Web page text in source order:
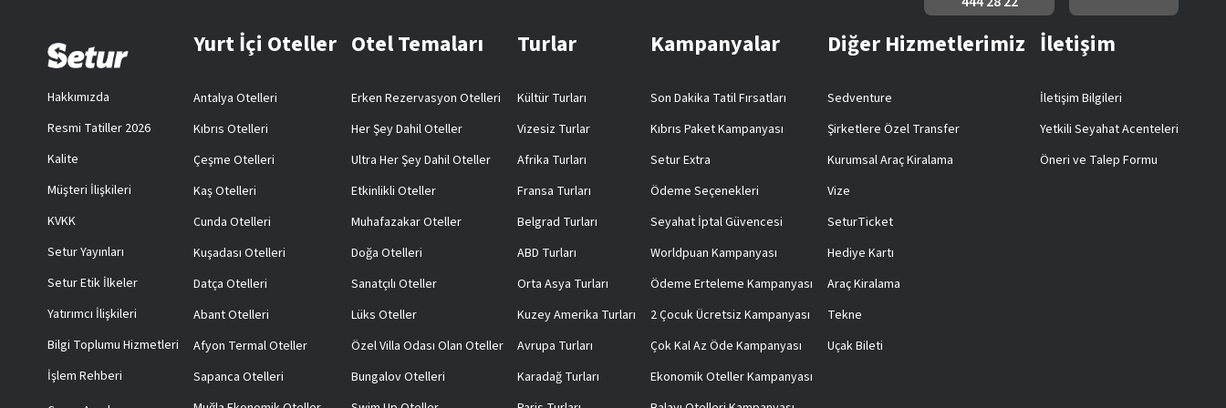
Hakkımızda
Resmi Tatiller 2026
Kalite
Müşteri İlişkileri
KVKK
Setur Yayınları
Setur Etik İlkeler
Yatırımcı İlişkileri
Bilgi Toplumu Hizmetleri
İşlem Rehberi
Yurt İçi Oteller
Antalya Otelleri
Kıbrıs Otelleri
Çeşme Otelleri
Kaş Otelleri
Cunda Otelleri
Kuşadası Otelleri
Datça Otelleri
Abant Otelleri
Afyon Termal Oteller
Sapanca Otelleri
Otel Temaları
Erken Rezervasyon Otelleri
Her Şey Dahil Oteller
Ultra Her Şey Dahil Oteller
Etkinlikli Oteller
Muhafazakar Oteller
Doğa Otelleri
Sanatçılı Oteller
Lüks Oteller
Özel Villa Odası Olan Oteller
Bungalov Otelleri
Turlar
Kültür Turları
Vizesiz Turlar
Afrika Turları
Fransa Turları
Belgrad Turları
ABD Turları
Orta Asya Turları
Kuzey Amerika Turları
Avrupa Turları
Karadağ Turları
Kampanyalar
Son Dakika Tatil Fırsatları
Kıbrıs Paket Kampanyası
Setur Extra
Ödeme Seçenekleri
Seyahat İptal Güvencesi
Worldpuan Kampanyası
Ödeme Erteleme Kampanyası
2 Çocuk Ücretsiz Kampanyası
Çok Kal Az Öde Kampanyası
Ekonomik Oteller Kampanyası
Diğer Hizmetlerimiz
Sedventure
Şirketlere Özel Transfer
Kurumsal Araç Kiralama
Vize
SeturTicket
Hediye Kartı
Araç Kiralama
Tekne
Uçak Bileti
İletişim
İletişim Bilgileri
Yetkili Seyahat Acenteleri
Öneri ve Talep Formu